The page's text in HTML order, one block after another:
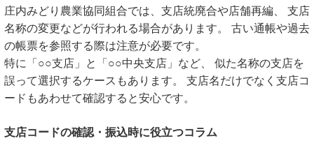
庄内みどり農業協同組合では、支店統廃合や店舗再編、 支店
名称の変更などが行われる場合があります。 古い通帳や過去
の帳票を参照する際は注意が必要です。
特に「○○支店」と「○○中央支店」など、 似た名称の支店を
誤って選択するケースもあります。 支店名だけでなく支店コ
ードもあわせて確認すると安心です。
支店コードの確認・振込時に役立つコラム